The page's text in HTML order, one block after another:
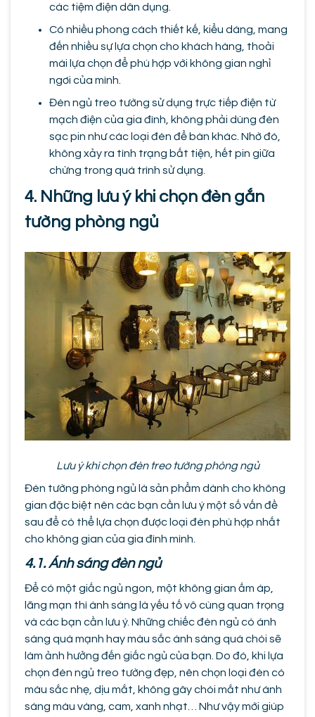
các tiệm điện dân dụng.
Có nhiều phong cách thiết kế, kiểu dáng, mang
đến nhiều sự lựa chọn cho khách hàng, thoải
mái lựa chọn để phù hợp với không gian nghỉ
ngơi của mình.
Đèn ngủ treo tường sử dụng trực tiếp điện từ
mạch điện của gia đình, không phải dùng đèn
sạc pin như các loại đèn để bàn khác. Nhờ đó,
không xảy ra tình trạng bất tiện, hết pin giữa
chừng trong quá trình sử dụng.
4. Những lưu ý khi chọn đèn gắn
tường phòng ngủ
Lưu ý khi chọn đèn treo tường phòng ngủ
Đèn tường phòng ngủ là sản phẩm dành cho không
gian đặc biệt nên các bạn cần lưu ý một số vấn đề
sau để có thể lựa chọn được loại đèn phù hợp nhất
cho không gian của gia đình mình.
4.1. Ánh sáng đèn ngủ
Để có một giấc ngủ ngon, một không gian ấm áp,
lãng mạn thì ánh sáng là yếu tố vô cùng quan trọng
và các bạn cần lưu ý. Những chiếc đèn ngủ có ánh
sáng quá mạnh hay màu sắc ánh sáng quá chói sẽ
làm ảnh hưởng đến giấc ngủ của bạn. Do đó, khi lựa
chọn đèn ngủ treo tường đẹp, nên chọn loại đèn có
màu sắc nhẹ, dịu mắt, không gây chói mắt như ánh
sáng màu vàng, cam, xanh nhạt… Như vậy mới giúp